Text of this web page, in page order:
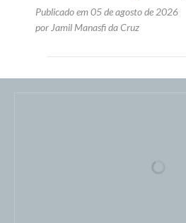
Publicado em 05 de agosto de 2026
por Jamil Manasfi da Cruz